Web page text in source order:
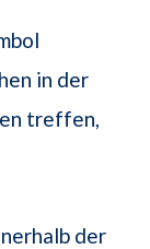
in der
treffen,
der